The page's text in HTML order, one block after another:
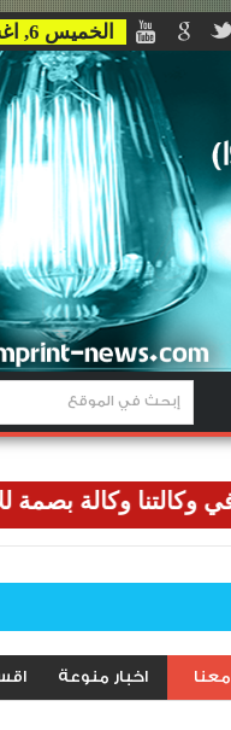
الخميس 6, اغسطس 2026
وكالة بصمة للاخبار
اخبار منوعة